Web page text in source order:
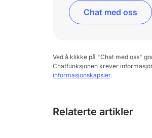
Chat med oss
Ved å klikke på "Chat med oss"
Chatfunksjonen krever
informasjonskapsler.
Relaterte artikler